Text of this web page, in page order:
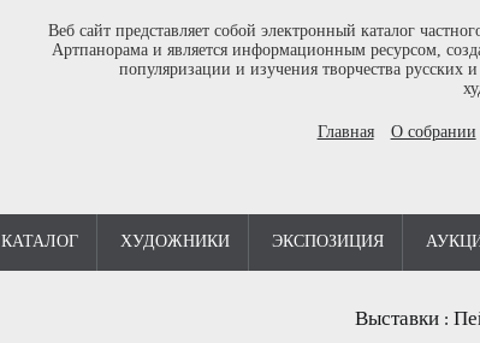
Веб сайт представляет собой электронный каталог
Артпанорама и является информационным ресурсом,
популяризации и изучения творчества русских и
Главная О собрании
КАТАЛОГ ХУДОЖНИКИ ЭКСПОЗИЦИЯ
Выставки: